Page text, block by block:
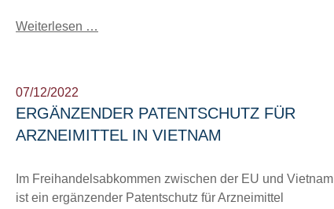
Weiterlesen …
07/12/2022
ERGÄNZENDER PATENTSCHUTZ FÜR
ARZNEIMITTEL IN VIETNAM
Im Freihandelsabkommen zwischen der EU und Vietnam
ist ein ergänzender Patentschutz für Arzneimittel